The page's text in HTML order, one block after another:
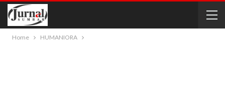
Home HUMANIORA